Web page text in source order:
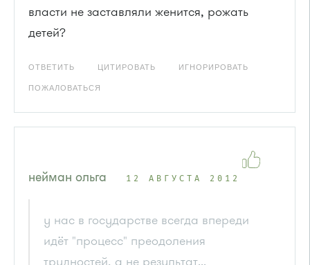
власти не заставляли женится, рожать
детей?
ОТВЕТИТЬ ЦИТИРОВАТЬ ИГНОРИРОВАТЬ
ПОЖАЛОВАТЬСЯ
нейман ольга 12 АВГУСТА 2012
у нас в государстве всегда впереди
идёт "процесс" преодоления
трудностей, а не результат...